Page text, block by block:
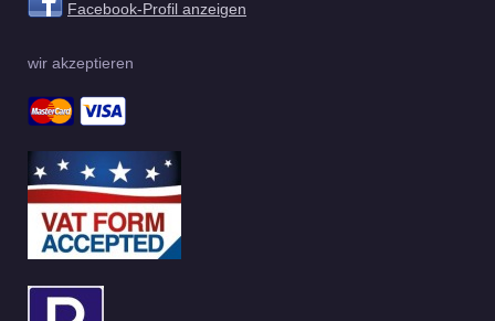
Facebook-Profil anzeigen
wir akzeptieren